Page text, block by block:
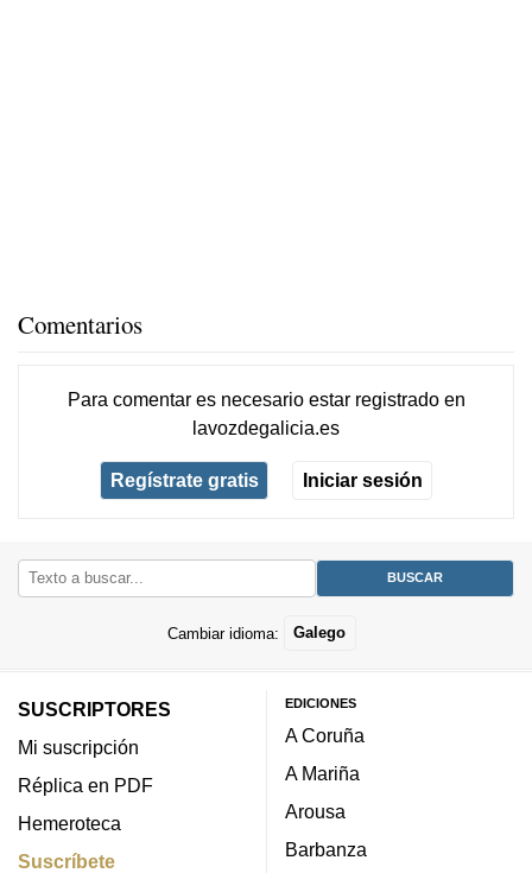
Comentarios
Para comentar es necesario estar registradoen
lavozdegalicia.es
Regístrate gratis Iniciar sesión
Cambiar idioma: Galego
SUSCRIPTORES
Mi suscripción
Réplica en PDF
Hemeroteca
Suscríbete
EDICIONES
A Coruña
A Mariña
Arousa
Barbanza